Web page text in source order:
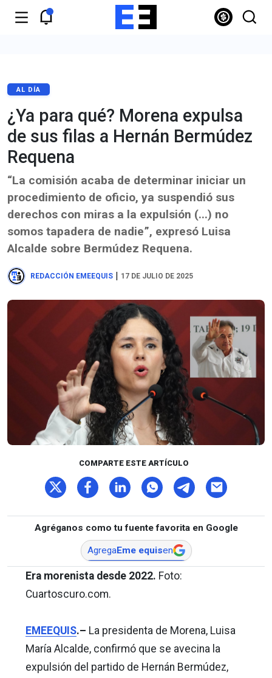
AL DÍA
¿Ya para qué? Morena expulsa
de sus filas a Hernán Bermúdez
Requena
“La comisión acaba de determinar iniciar un
procedimiento de oficio, ya suspendió sus
derechos con miras a la expulsión (...) no
somos tapadera de nadie”, expresó Luisa
Alcalde sobre Bermúdez Requena.
REDACCIÓN EMEEQUIS | 17 DE JULIO DE 2025
COMPARTE ESTE ARTÍCULO
Agréganos como tu fuente favorita en Google
AgregaEme equisen
Era morenista desde 2022. Foto:
Cuartoscuro.com.
EMEEQUIS.– La presidenta de Morena, Luisa
María Alcalde, confirmó que se avecina la
expulsión del partido de Hernán Bermúdez,